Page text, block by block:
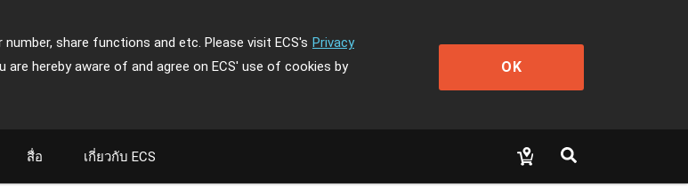
share functions and etc. Please visit ECS's Privacy
hereby aware of and agree on ECS' use of cookies by
OK
สื่อ เกี่ยวกับ ECS